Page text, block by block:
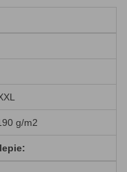
g/m2